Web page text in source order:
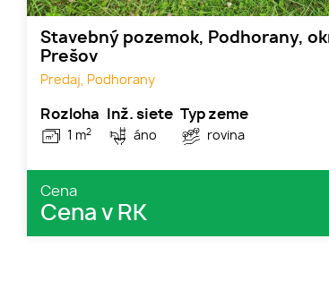
Stavebný pozemok, Podhorany,
Prešov
Predaj, Podhorany
Rozloha
1 m2
Inž. siete
áno
Typ zeme
rovina
Cena
Cena v RK